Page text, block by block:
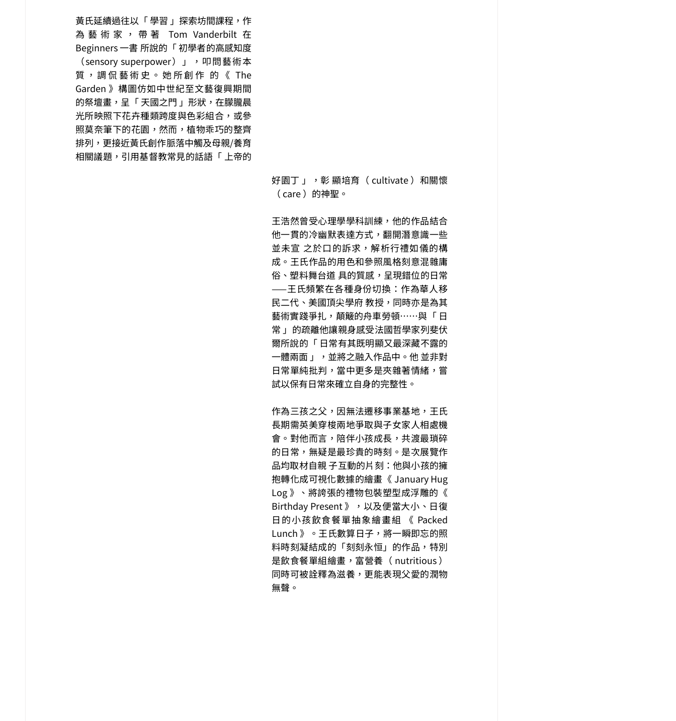
黃氏延續過往以「 學習 」探索坊間課程，作
為藝術家，帶著 Tom Vanderbilt 在
Beginners 一書 所說的「 初學者的高感知度
（sensory superpower）」，叩問藝術本
質，調侃藝術史。她所創作 的《 The
Garden 》構圖仿如中世紀至文藝復興期間
的祭壇畫，呈「 天國之門 」形狀，在朦朧晨
光所映照下花卉種類跨度與色彩組合，或參
照莫奈筆下的花園，然而，植物乖巧的整齊
排列，更接近黃氏創作脈落中觸及母親/養育
相關議題，引用基督教常見的話語「 上帝的
好園丁 」，彰 顯培育（ cultivate ）和關懷
（ care ）的神聖。
王浩然曾受心理學學科訓練，他的作品結合
他一貫的冷幽默表達方式，翻開潛意識一些
並未宣 之於口的訴求，解析行禮如儀的構
成。王氏作品的用色和參照風格刻意混雜庸
俗、塑料舞台道 具的質感，呈現錯位的日常
——王氏頻繁在各種身份切換：作為華人移
民二代、美國頂尖學府 教授，同時亦是為其
藝術實踐爭扎，顛簸的舟車勞頓⋯⋯與「 日
常 」的疏離他讓親身感受法國哲學家列斐伏
爾所說的「 日常有其既明顯又最深藏不露的
一體兩面 」，並將之融入作品中。他 並非對
日常單純批判，當中更多是夾雜著情緒，嘗
試以保有日常來確立自身的完整性。
作為三孩之父，因無法遷移事業基地，王氏
長期需英美穿梭兩地爭取與子女家人相處機
會。對他而言，陪伴小孩成長，共渡最瑣碎
的日常，無疑是最珍貴的時刻。是次展覽作
品均取材自親 子互動的片刻：他與小孩的擁
抱轉化成可視化數據的繪畫《 January Hug
Log 》、將誇張的禮物包裝塑型成浮雕的《
Birthday Present 》，以及便當大小、日復
日的小孩飲食餐單抽象繪畫組 《 Packed
Lunch 》。王氏數算日子，將一瞬即忘的照
料時刻凝結成的「刻刻永恒」的作品，特別
是飲食餐單組繪畫，富營養（ nutritious ）
同時可被詮釋為滋養，更能表現父愛的潤物
無聲。